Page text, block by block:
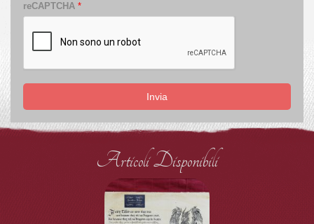
reCAPTCHA *
Invia
Articoli Disponibili